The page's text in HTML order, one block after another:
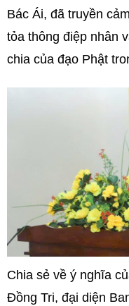
Bác Ái, đã truyền
tỏa thông điệp nhân
chia của đạo Phật
Chia sẻ về ý nghĩa
Đồng Tri, đại diện